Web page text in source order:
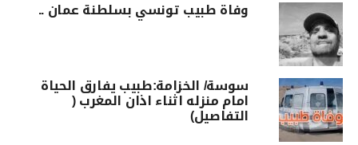
وفاة طبيب تونسي بسلطنة عمان ..
سوسة/ الخزامة:طبيب يفارق الحياة
امام منزله اثناء اذان المغرب (
التفاصيل)